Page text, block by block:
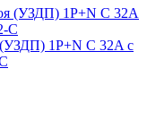
(УЗДП) 1P+N C 32A с